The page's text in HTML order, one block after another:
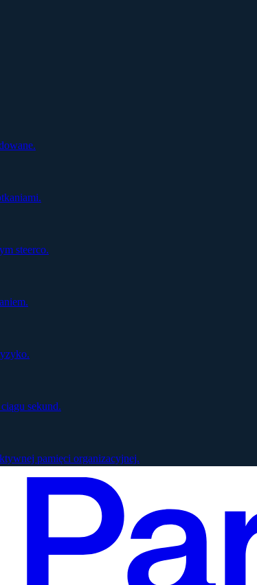
steerco.
sekund.
pamięci organizacyjnej.